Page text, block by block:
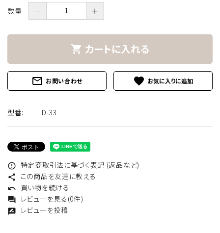
数量 － ＋
shopping_cart カートに入れる
mail_outline お問い合わせ favorite
型番: D-33
error_outline 特定商取引法に基づく表記 (返品など)
share この商品を友達に教える
undo 買い物を続ける
forum レビューを見る(0件)
rate_review レビューを投稿